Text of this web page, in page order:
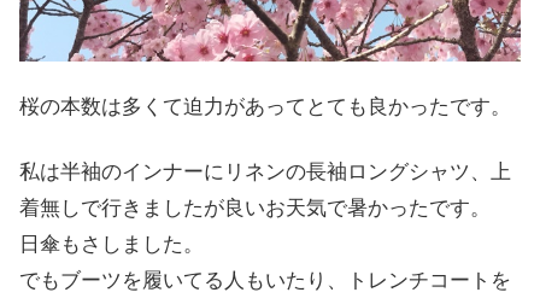
桜の本数は多くて迫力があってとても良かったです。
私は半袖のインナーにリネンの長袖ロングシャツ、上
着無しで行きましたが良いお天気で暑かったです。
日傘もさしました。
でもブーツを履いてる人もいたり、トレンチコートを